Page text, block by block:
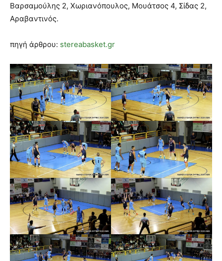
Βαρσαμούλης 2, Χωριανόπουλος, Μουάτσος 4, Σίδας 2,
Αραβαντινός.
πηγή άρθρου: stereabasket.gr